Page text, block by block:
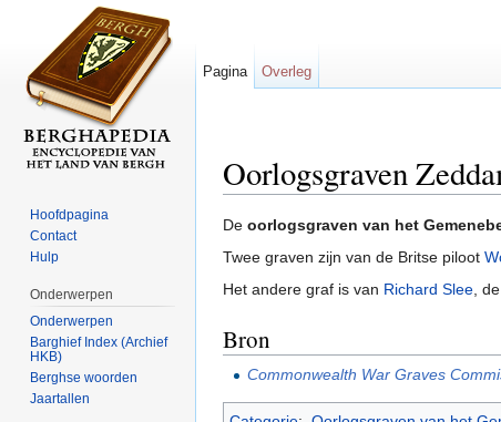
Oorlogsgraven
De oorlogsgraven van het
Twee graven zijn van de Britse piloot
Het andere graf is van Richard Slee,
Bron
Commonwealth War Graves
Pagina Overleg
Hoofdpagina
Contact
Hulp
Onderwerpen
Onderwerpen
Barghief Index (Archief
HKB)
Berghse woorden
Jaartallen